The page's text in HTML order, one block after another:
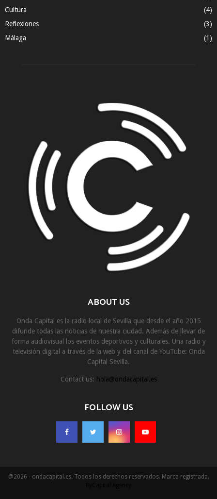
Cultura
(4)
Reflexiones
(3)
Málaga
(1)
ABOUT US
Onda Capital es la radio local de Sevilla que desde el año 2015
difunde todas las noticias de nuestra ciudad. Además de llevar de
forma audiovisual los eventos deportivos y culturales. Una radio y
televisión digital a través de la web y del canal de YouTube: Onda
Capital Sevilla.
Contact us: hola@ondacapital.es
FOLLOW US
@2026 - ondacapital.es. Todos los derechos reservados. Marca registrada.